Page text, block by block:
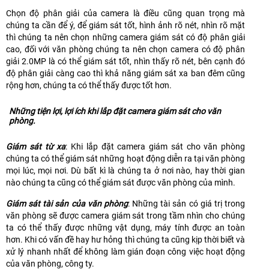
Chọn độ phân giải của camera là điều cũng quan trọng mà
chúng ta cần để ý, để giám sát tốt, hình ảnh rõ nét, nhìn rõ mặt
thì chúng ta nên chọn những camera giám sát có độ phân giải
cao, đối với văn phòng chúng ta nên chọn camera có độ phân
giải 2.0MP là có thể giám sát tốt, nhìn thấy rõ nét, bên cạnh đó
độ phân giải càng cao thì khả năng giám sát xa ban đêm cũng
rộng hơn, chúng ta có thể thấy được tốt hơn.
Những tiện lợi, lợi ích khi lắp đặt camera giám sát cho văn
phòng.
Giám sát từ xa: Khi lắp đặt camera giám sát cho văn phòng
chúng ta có thể giám sát những hoạt động diễn ra tại văn phòng
mọi lúc, mọi nơi. Dù bất kì là chúng ta ở nơi nào, hay thời gian
nào chúng ta cũng có thể giám sát được văn phòng của mình.
Giám sát tài sản của văn phòng: Những tài sản có giá trị trong
văn phòng sẽ được camera giám sát trong tầm nhìn cho chúng
ta có thể thấy được những vật dụng, máy tính được an toàn
hơn. Khi có vấn đề hay hư hỏng thì chúng ta cũng kịp thời biết và
xử lý nhanh nhất để không làm gián đoạn công việc hoạt động
của văn phòng, công ty.